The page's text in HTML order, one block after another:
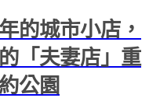
的城市小店，
「夫妻店」重
公園